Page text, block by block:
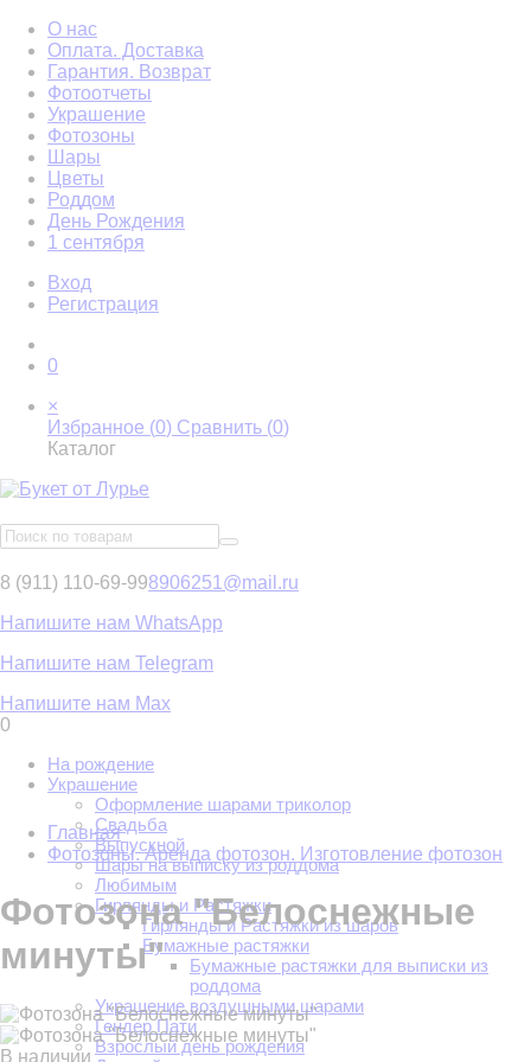
О нас
Оплата. Доставка
Гарантия. Возврат
Фотоотчеты
Украшение
Фотозоны
Шары
Цветы
Роддом
День Рождения
1 сентября
Вход
Регистрация
0
×
Избранное (0) Сравнить (0)
Каталог
8 (911) 110-69-998906251@mail.ru
Напишите нам WhatsApp
Напишите нам Telegram
Напишите нам Max
0
На рождение
Украшение
Оформление шарами триколор
Свадьба
Выпускной
Шары на выписку из роддома
Любимым
Гирлянды и Растяжки
Гирлянды и Растяжки из шаров
Бумажные растяжки
Бумажные растяжки для выписки из
роддома
Украшение воздушными шарами
Гендер Пати
Взрослый день рождения
Главная
Фотозоны. Аренда фотозон. Изготовление фотозон
Фотозона "Белоснежные
минуты"
В наличии